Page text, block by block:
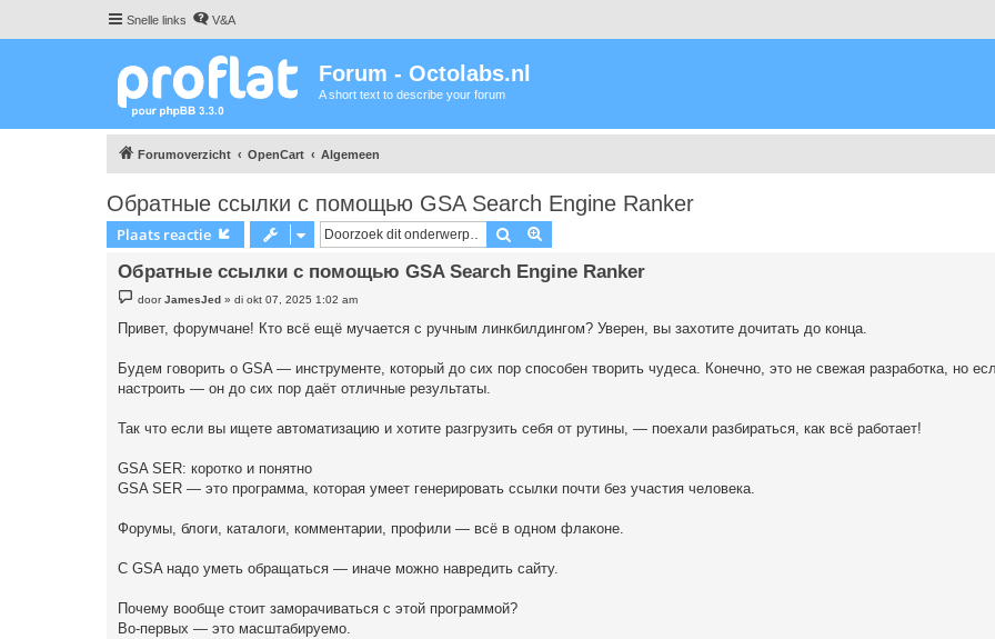
Snelle links V&A
Forum - Octolabs.nl
A short text to describe your forum
Forumoverzicht OpenCart Algemeen
Обратные ссылки с помощью GSA Search Engine Ranker
Plaats reactie Zoek
Обратные ссылки с помощью GSA Search Engine Ranker
e
i
t
doorJamesJed »di okt 07, 2025 1:02 am
Привет, форумчане! Кто всё ещё мучается с ручным линкбилдингом? Уверен, вы захотите дочитать до конца.
Будем говорить о GSA — инструменте, который до сих пор способен творить чудеса. Конечно, это не свежая разработка, но
настроить — он до сих пор даёт отличные результаты.
Так что если вы ищете автоматизацию и хотите разгрузить себя от рутины, — поехали разбираться, как всё работает!
GSA SER: коротко и понятно
GSA SER — это программа, которая умеет генерировать ссылки почти без участия человека.
Форумы, блоги, каталоги, комментарии, профили — всё в одном флаконе.
С GSA надо уметь обращаться — иначе можно навредить сайту.
Почему вообще стоит заморачиваться с этой программой?
Во-первых — это масштабируемо.